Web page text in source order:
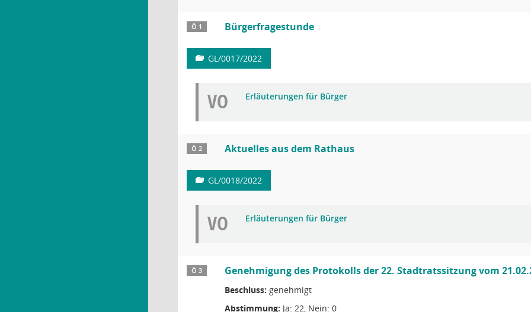
Ö 1 Bürgerfragestunde
GL/0017/2022
VO Erläuterungen für Bürger
Ö 2 Aktuelles aus dem Rathaus
GL/0018/2022
VO Erläuterungen für Bürger
Ö 3 Genehmigung des Protokolls der 22. Stadtratssitzung vom
Beschluss: genehmigt
Abstimmung: Ja: 22, Nein: 0